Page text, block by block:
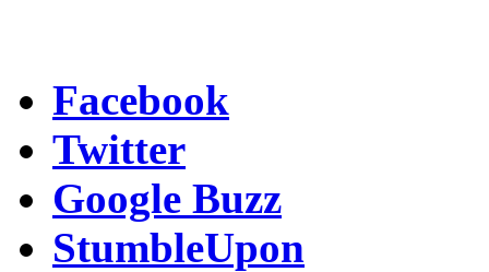
Facebook
Twitter
Google Buzz
StumbleUpon